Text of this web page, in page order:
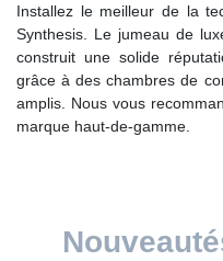
Installez le meilleur de la
JBL Synthesis. Le
JBL s’est construit une
cinéma privé grâce à
puissantes dans ses
sans bémol les produits
Nouveautés